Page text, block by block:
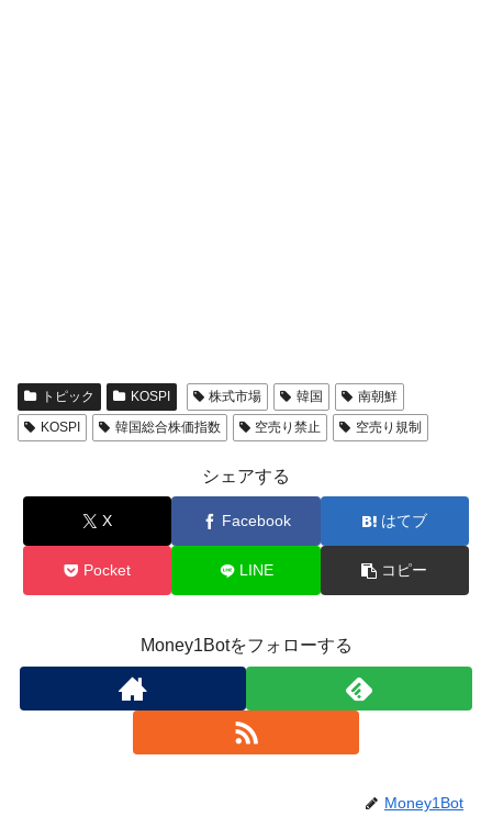
トピック KOSPI 株式市場 韓国
南朝鮮
KOSPI
韓国総合株価指数 空売り禁止 空売り規制
シェアする
X Facebook はてブ
Pocket LINE コピー
Money1Botをフォローする
Money1Bot